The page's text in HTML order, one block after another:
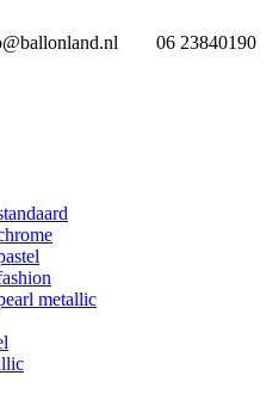
06 23840190
metallic